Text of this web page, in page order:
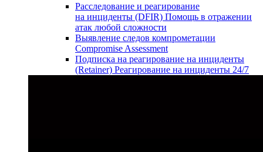
Расследование и реагирование
на инциденты (DFIR) Помощь в отражении
атак любой сложности
Выявление следов компрометации
Compromise Assessment
Подписка на реагирование на инциденты
(Retainer) Реагирование на инциденты 24/7